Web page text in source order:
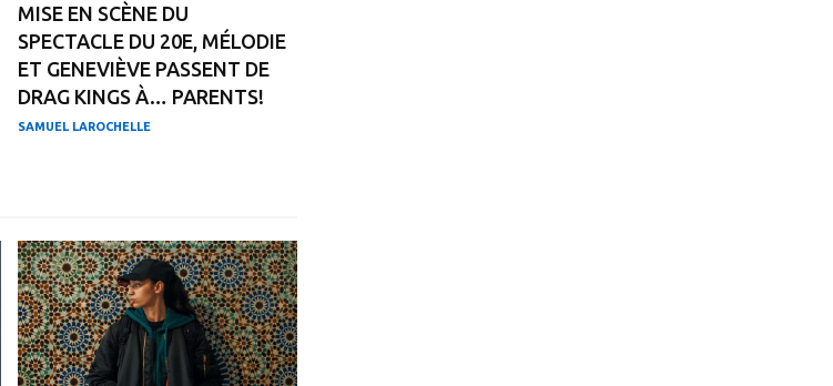
MISE EN SCÈNE DU
SPECTACLE DU 20E, MÉLODIE
ET GENEVIÈVE PASSENT DE
DRAG KINGS À… PARENTS!
SAMUEL LAROCHELLE